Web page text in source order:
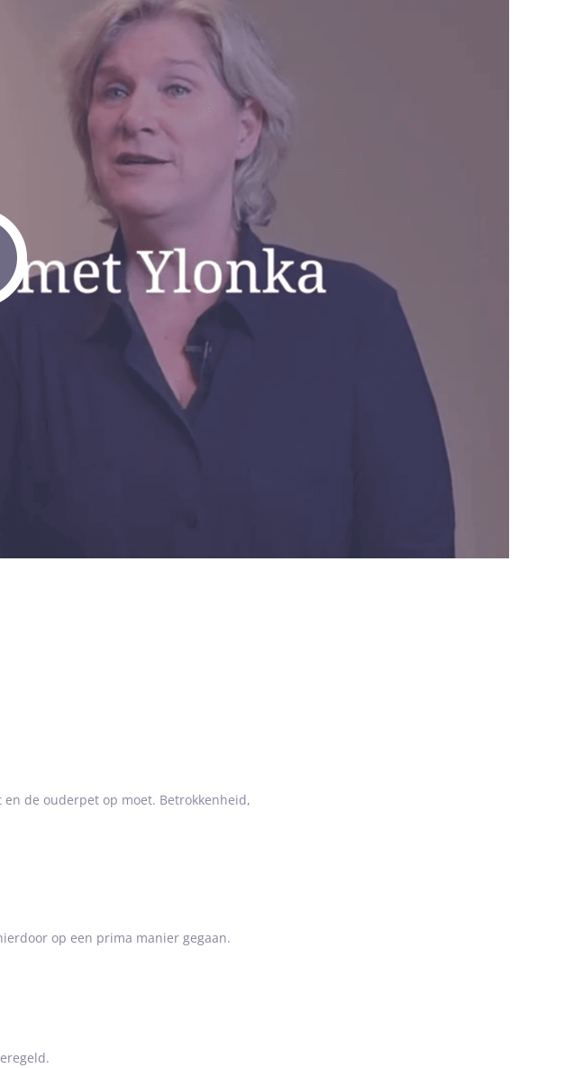
thuisgevoel behouden. Want wellicht worden jullie op een dag ook opa
een scheiding de enige oplossing is, help ik inzicht te geven in wat er
enige juiste oplossing, dan neem ik jullie aan de hand mee om hier
inventariseren we wat er speelt en bespreken we jullie wensen.
mogelijk voor jullie te maken.
jullie beiden van belang is. Enkele thema’s zijn: Hoe hebben jullie de
kinderen hierbij betrokken? Wat moet er juridisch en fiscaal geregeld
de woning, de verdeling van bezittingen, pensioen, eventuele
en bereken jullie draagkracht voor de kinder- en/of partneralimentatie.
aanvraag van de echtscheiding bij de advocaat, die vervolgens zorgt
bij de gemeente.
toekomst kunnen we niet voorspellen’
hier en nu. En daar sta ik voor als mediator.
gegeven. Naast mijn werk als mediator houd ik van puzzelen, koken, tv
Ik heb al jaren een latrelatie met een liefde van vroeger uit de jaren ‘80.
toch niet roest.
Bekijk
video
de ouderpet op moet. Betrokkenheid,
op een prima manier gegaan.